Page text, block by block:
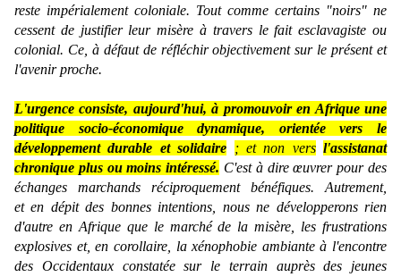
reste impérialement coloniale. Tout comme certains "noirs" ne
cessent de justifier leur misère à travers le fait esclavagiste ou
colonial. Ce, à défaut de réfléchir objectivement sur le présent et
l'avenir proche.
L'urgence consiste, aujourd'hui, à promouvoir en Afrique une
politique socio-économique dynamique, orientée vers le
développement durable et solidaire
; et non vers l'assistanat
chronique plus ou moins intéressé. C'est à dire œuvrer pour des
échanges marchands réciproquement bénéfiques. Autrement,
et en dépit des bonnes intentions, nous ne développerons rien
d'autre en Afrique que le marché de la misère, les frustrations
explosives et, en corollaire, la xénophobie ambiante à l'encontre
des Occidentaux constatée sur le terrain auprès des jeunes